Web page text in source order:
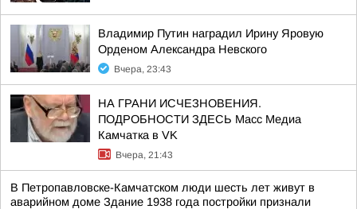
Владимир Путин наградил Ирину Яровую
Орденом Александра Невского
Вчера, 23:43
НА ГРАНИ ИСЧЕЗНОВЕНИЯ.
ПОДРОБНОСТИ ЗДЕСЬ Масс Медиа
Камчатка в VK
Вчера, 21:43
В Петропавловске-Камчатском люди шесть лет живут в
аварийном доме Здание 1938 года постройки признали